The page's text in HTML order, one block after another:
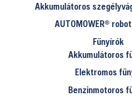
Akkumulátoros
AUTOMOWER®
Fűnyírók
Akkumulátoros
Elektromos
Benzinmotoros